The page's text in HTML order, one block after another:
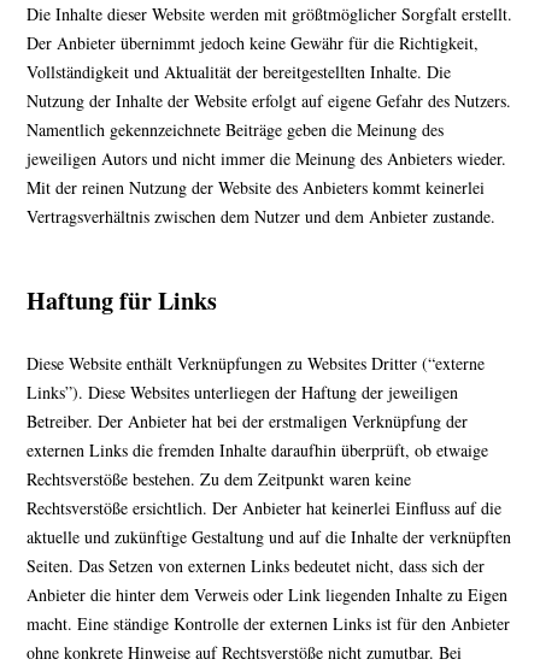
Die Inhalte dieser Website werden mit größtmöglicher Sorgfalt erstellt.
Der Anbieter übernimmt jedoch keine Gewähr für die Richtigkeit,
Vollständigkeit und Aktualität der bereitgestellten Inhalte. Die
Nutzung der Inhalte der Website erfolgt auf eigene Gefahr des Nutzers.
Namentlich gekennzeichnete Beiträge geben die Meinung des
jeweiligen Autors und nicht immer die Meinung des Anbieters wieder.
Mit der reinen Nutzung der Website des Anbieters kommt keinerlei
Vertragsverhältnis zwischen dem Nutzer und dem Anbieter zustande.
Haftung für Links
Diese Website enthält Verknüpfungen zu Websites Dritter (“externe
Links”). Diese Websites unterliegen der Haftung der jeweiligen
Betreiber. Der Anbieter hat bei der erstmaligen Verknüpfung der
externen Links die fremden Inhalte daraufhin überprüft, ob etwaige
Rechtsverstöße bestehen. Zu dem Zeitpunkt waren keine
Rechtsverstöße ersichtlich. Der Anbieter hat keinerlei Einfluss auf die
aktuelle und zukünftige Gestaltung und auf die Inhalte der verknüpften
Seiten. Das Setzen von externen Links bedeutet nicht, dass sich der
Anbieter die hinter dem Verweis oder Link liegenden Inhalte zu Eigen
macht. Eine ständige Kontrolle der externen Links ist für den Anbieter
ohne konkrete Hinweise auf Rechtsverstöße nicht zumutbar. Bei